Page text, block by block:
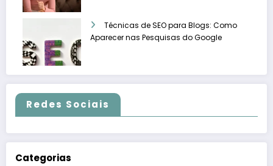
Técnicas de SEO para Blogs: Como
Aparecer nas Pesquisas do Google
Redes Sociais
Categorias